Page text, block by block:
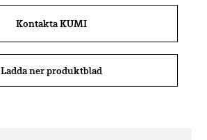
Kontakta KUMI
Ladda ner produktblad